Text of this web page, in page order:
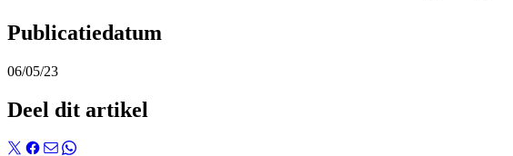
Publicatiedatum
06/05/23
Deel dit artikel